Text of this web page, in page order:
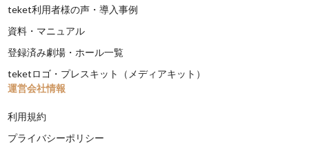
teket利用者様の声・導入事例
資料・マニュアル
登録済み劇場・ホール一覧
teketロゴ・プレスキット（メディアキット）
運営会社情報
利用規約
プライバシーポリシー